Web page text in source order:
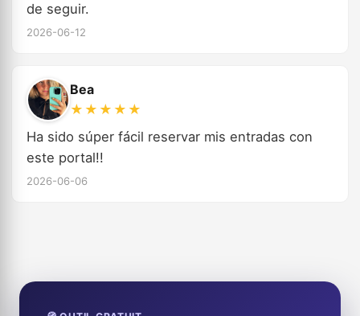
de seguir.
2026-06-12
Bea
★★★★★
Ha sido súper fácil reservar mis entradas con
este portal!!
2026-06-06